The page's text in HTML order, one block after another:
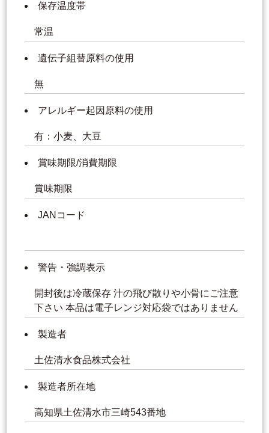
保存温度帯
常温
遺伝子組替原料の使用
無
アレルギー起因原料の使用
有：小麦、大豆
賞味期限/消費期限
賞味期限
JANコード
警告・強調表示
開封後は冷蔵保存 汁の飛び散りや小骨にご注意
下さい 本品は電子レンジ対応袋ではありません
製造者
土佐清水食品株式会社
製造者所在地
高知県土佐清水市三崎543番地